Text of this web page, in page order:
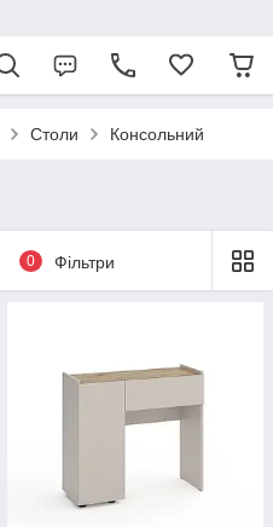
Столи Консольний
0 Фільтри